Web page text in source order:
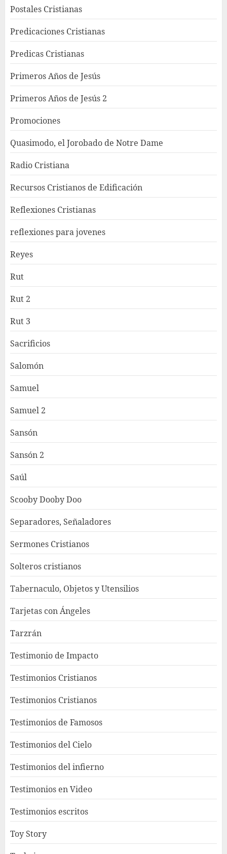
Postales Cristianas
Predicaciones Cristianas
Predicas Cristianas
Primeros Años de Jesús
Primeros Años de Jesús 2
Promociones
Quasimodo, el Jorobado de Notre Dame
Radio Cristiana
Recursos Cristianos de Edificación
Reflexiones Cristianas
reflexiones para jovenes
Reyes
Rut
Rut 2
Rut 3
Sacrificios
Salomón
Samuel
Samuel 2
Sansón
Sansón 2
Saúl
Scooby Dooby Doo
Separadores, Señaladores
Sermones Cristianos
Solteros cristianos
Tabernaculo, Objetos y Utensilios
Tarjetas con Ángeles
Tarzrán
Testimonio de Impacto
Testimonios Cristianos
Testimonios Cristianos
Testimonios de Famosos
Testimonios del Cielo
Testimonios del infierno
Testimonios en Video
Testimonios escritos
Toy Story